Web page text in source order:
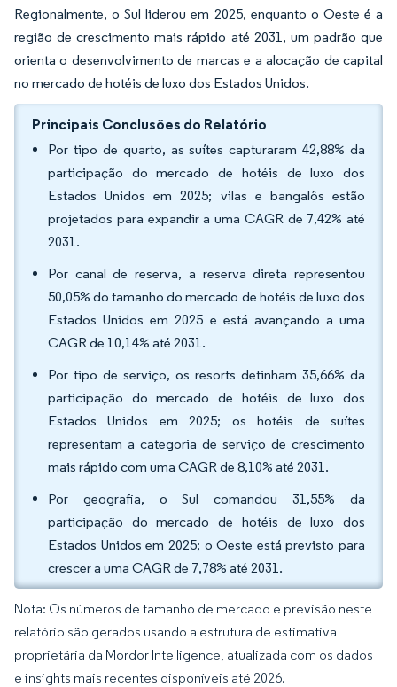
Regionalmente, o Sul liderou em 2025, enquanto o Oeste é a
região de crescimento mais rápido até 2031, um padrão que
orienta o desenvolvimento de marcas e a alocação de capital
no mercado de hotéis de luxo dos Estados Unidos.
Principais Conclusões do Relatório
Por tipo de quarto, as suítes capturaram 42,88% da
participação do mercado de hotéis de luxo dos
Estados Unidos em 2025; vilas e bangalôs estão
projetados para expandir a uma CAGR de 7,42% até
2031.
Por canal de reserva, a reserva direta representou
50,05% do tamanho do mercado de hotéis de luxo dos
Estados Unidos em 2025 e está avançando a uma
CAGR de 10,14% até 2031.
Por tipo de serviço, os resorts detinham 35,66% da
participação do mercado de hotéis de luxo dos
Estados Unidos em 2025; os hotéis de suítes
representam a categoria de serviço de crescimento
mais rápido com uma CAGR de 8,10% até 2031.
Por geografia, o Sul comandou 31,55% da
participação do mercado de hotéis de luxo dos
Estados Unidos em 2025; o Oeste está previsto para
crescer a uma CAGR de 7,78% até 2031.
Nota: Os números de tamanho de mercado e previsão neste
relatório são gerados usando a estrutura de estimativa
proprietária da Mordor Intelligence, atualizada com os dados
e insights mais recentes disponíveis até 2026.